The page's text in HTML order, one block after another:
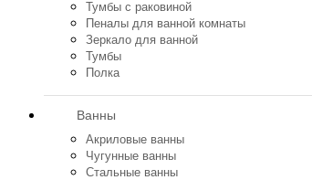
Тумбы с раковиной
Пеналы для ванной комнаты
Зеркало для ванной
Тумбы
Полка
Ванны
Акриловые ванны
Чугунные ванны
Стальные ванны